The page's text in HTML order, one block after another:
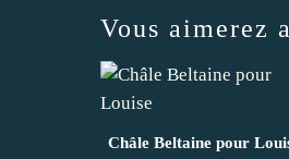
Vous aimerez
Châle Beltaine pour